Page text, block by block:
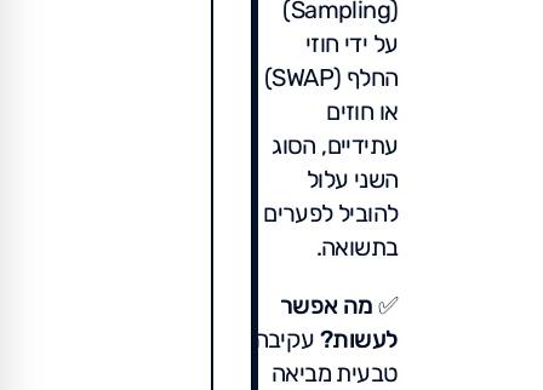
(Sampling)
על ידי חוזי
החלף (SWAP)
או חוזים
עתידיים, הסוג
השני עלול
להוביל לפערים
בתשואה.
✅ מה אפשר
לעשות? עקיבה
טבעית מביאה